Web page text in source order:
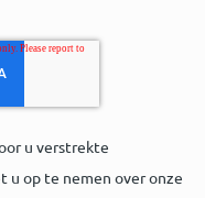
u verstrekte
u op te nemen over onze